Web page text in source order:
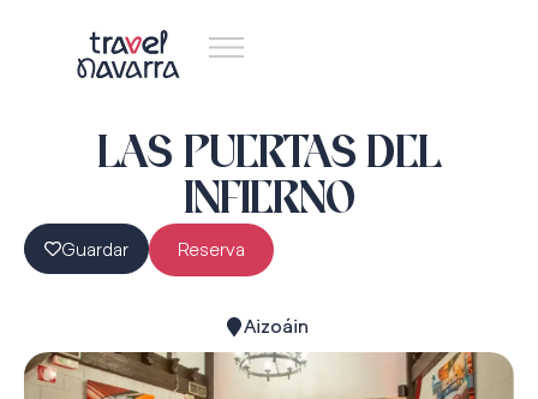
LAS PUERTAS DEL
INFIERNO
Guardar Reserva
Aizoáin